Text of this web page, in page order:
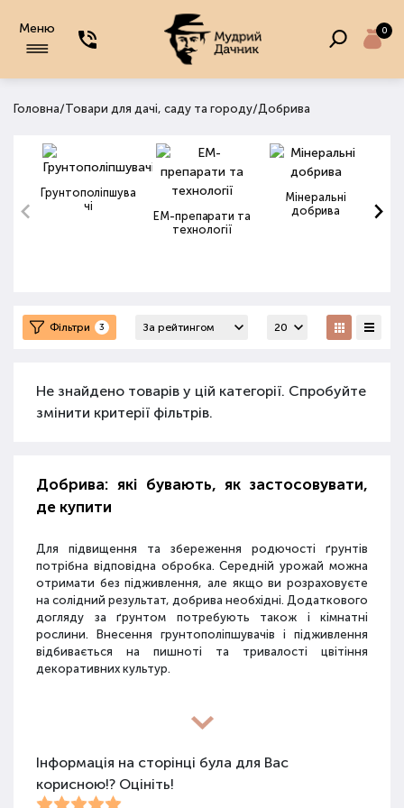
Меню 0
Головна/Товари для дачі, саду та городу/Добрива
Грунтополіпшува
чі
ЕМ-препарати та
технології
Мінеральні
добрива
Фільтри 3
Не знайдено товарів у цій категорії. Спробуйте
змінити критерії фільтрів.
Добрива: які бувають, як застосовувати,
де купити
Для підвищення та збереження родючості ґрунтів
потрібна відповідна обробка. Середній урожай можна
отримати без підживлення, але якщо ви розраховуєте
на солідний результат, добрива необхідні. Додаткового
догляду за ґрунтом потребують також і кімнатні
рослини. Внесення грунтополіпшувачів і підживлення
відбивається на пишноті та тривалості цвітіння
декоративних культур.
Різновиди засобів для покращення
Для покращення поживних якостей ґрунту
використовуються різні види засобів: мінеральні
Інформація на сторінці була для Вас
корисною!? Оцініть!